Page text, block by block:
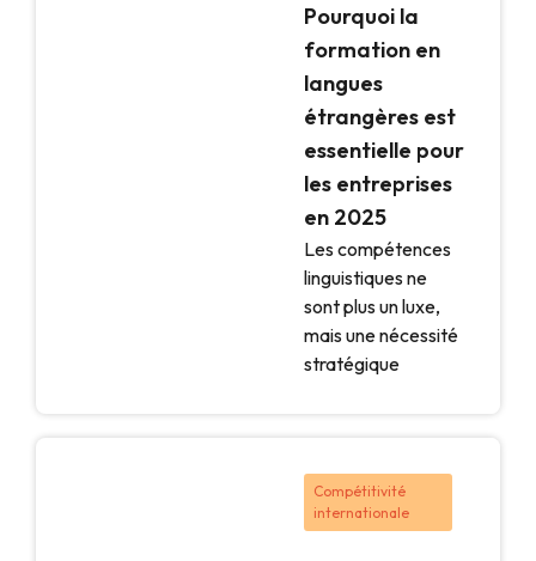
Pourquoi la
formation en
langues
étrangères est
essentielle pour
les entreprises
en 2025
Les compétences
linguistiques ne
sont plus un luxe,
mais une nécessité
stratégique
Compétitivité
internationale